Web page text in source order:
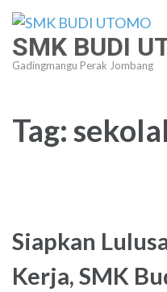
Lompat
konten
(Tekan
SMK BUDI
Gadingmangu Perak Jombang
Tag:
Siapkan
Kerja, SMK